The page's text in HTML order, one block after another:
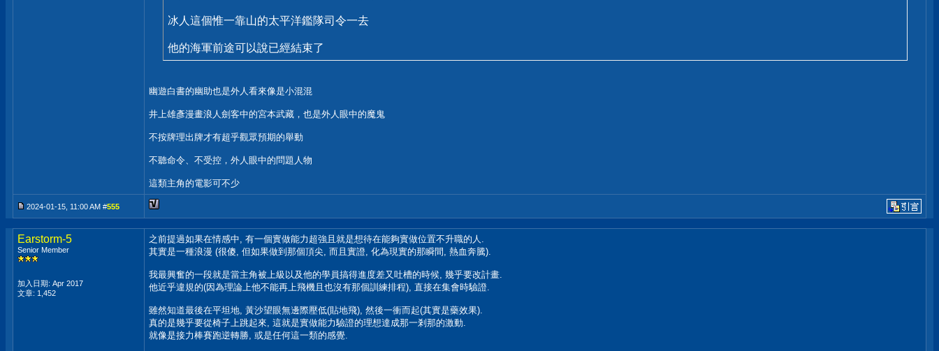
冰人這個惟一靠山的太平洋鑑隊司令一去
他的海軍前途可以說已經結束了
幽遊白書的幽助也是外人看來像是小混混
井上雄彥漫畫浪人劍客中的宮本武藏，也是外人眼中的魔鬼
不按牌理出牌才有超乎觀眾預期的舉動
不聽命令、不受控，外人眼中的問題人物
這類主角的電影可不少
2024-01-15, 11:00 AM #555
Earstorm-5
Senior Member
加入日期: Apr 2017
文章: 1,452
之前提過如果在情感中, 有一個實做能力超強且就是想待在能夠實做位置不升職的人.
其實是一種浪漫 (很傻, 但如果做到那個頂尖, 而且實證, 化為現實的那瞬間, 熱血奔騰).
我最興奮的一段就是當主角被上級以及他的學員搞得進度差又吐槽的時候, 幾乎要改計畫.
他近乎違規的(因為理論上他不能再上飛機且也沒有那個訓練排程), 直接在集會時驗證.
雖然知道最後在平坦地, 黃沙望眼無邊際壓低(貼地飛), 然後一衝而起(其實是藥效果).
真的是幾乎要從椅子上跳起來, 這就是實做能力驗證的理想達成那一剎那的激動.
就像是接力棒賽跑逆轉勝, 或是任何這一類的感覺.